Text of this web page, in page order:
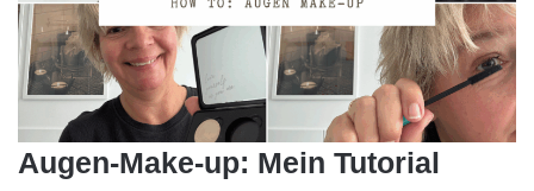
Augen-Make-up: Mein Tutorial